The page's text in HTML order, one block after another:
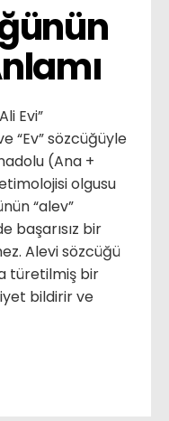
Evi”
“Ev” sözcüğüyle
(Ana +
olgusu
“alev”
başarısız bir
Alevi sözcüğü
türetilmiş bir
bildirir ve